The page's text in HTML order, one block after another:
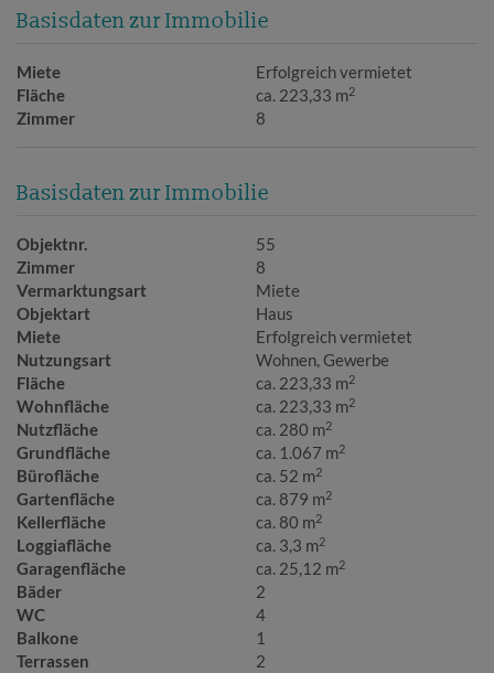
Basisdaten zur Immobilie
Miete
Erfolgreich vermietet
Fläche
ca. 223,33 m2
Zimmer 8
Basisdaten zur Immobilie
Objektnr.
55
Zimmer
8
Vermarktungsart
Miete
Objektart
Haus
Miete
Erfolgreich vermietet
Nutzungsart
Wohnen Gewerbe
Fläche
ca. 223,33 m2
Wohnfläche ca. 223,33 m2
Nutzfläche ca. 280 m2
Grundfläche ca. 1.067 m2
Bürofläche ca. 52 m2
Gartenfläche ca. 879 m2
Kellerfläche ca. 80 m2
Loggiafläche ca. 3,3 m2
Garagenfläche ca. 25,12 m2
Bäder
2
WC
4
Balkone
1
Terrassen
2